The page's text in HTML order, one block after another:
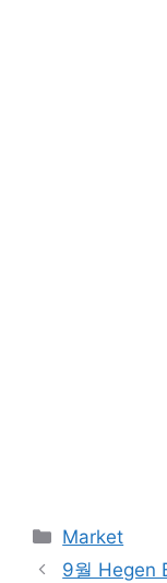
Categories
Market
9월 Hegen